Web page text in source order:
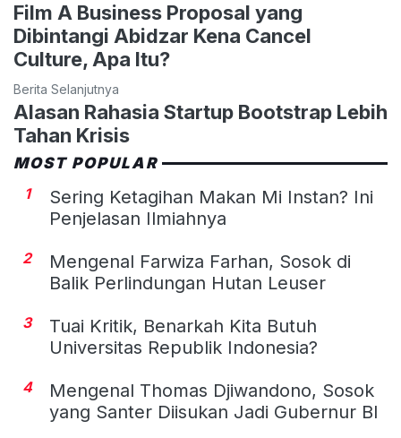
Film A Business Proposal yang
Dibintangi Abidzar Kena Cancel
Culture, Apa Itu?
Berita Selanjutnya
Alasan Rahasia Startup Bootstrap Lebih
Tahan Krisis
MOST POPULAR
1
Sering Ketagihan Makan Mi Instan? Ini
Penjelasan Ilmiahnya
2
Mengenal Farwiza Farhan, Sosok di
Balik Perlindungan Hutan Leuser
3
Tuai Kritik, Benarkah Kita Butuh
Universitas Republik Indonesia?
4
Mengenal Thomas Djiwandono, Sosok
yang Santer Diisukan Jadi Gubernur BI